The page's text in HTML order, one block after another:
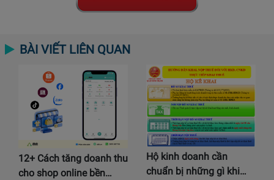
BÀI VIẾT LIÊN QUAN
12+ Cách tăng doanh thu
cho shop online bền…
Hộ kinh doanh cần
chuẩn bị những gì khi…